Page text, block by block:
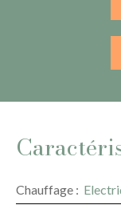
Chauffage :